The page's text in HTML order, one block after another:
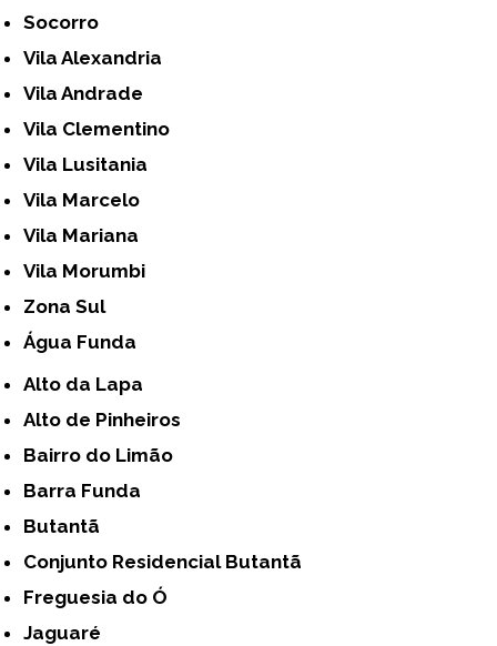
Socorro
Vila Alexandria
Vila Andrade
Vila Clementino
Vila Lusitania
Vila Marcelo
Vila Mariana
Vila Morumbi
Zona Sul
Água Funda
Alto da Lapa
Alto de Pinheiros
Bairro do Limão
Barra Funda
Butantã
Conjunto Residencial Butantã
Freguesia do Ó
Jaguaré